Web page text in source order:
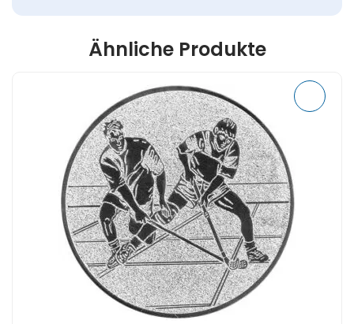
Ähnliche Produkte